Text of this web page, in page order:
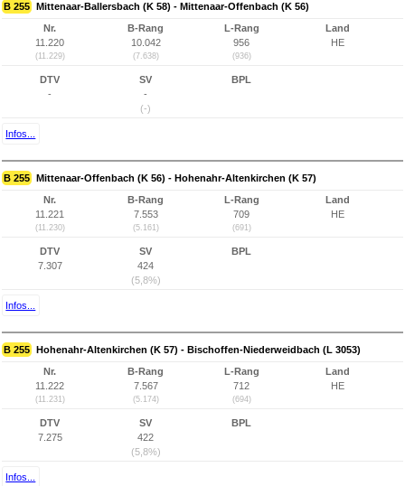
B 255 Mittenaar-Ballersbach (K 58) - Mittenaar-Offenbach (K 56)
Nr.
11.220
(11.229)
B-Rang
10.042
(7.638)
L-Rang
956
(936)
Land
HE
DTV
-
SV
-
(-)
BPL
Infos...
B 255 Mittenaar-Offenbach (K 56) - Hohenahr-Altenkirchen (K 57)
Nr.
11.221
(11.230)
B-Rang
7.553
(5.161)
L-Rang
709
(691)
Land
HE
DTV
7.307
SV
424
(5,8%)
BPL
Infos...
B 255 Hohenahr-Altenkirchen (K 57) - Bischoffen-Niederweidbach (L 3053)
Nr.
11.222
(11.231)
B-Rang
7.567
(5.174)
L-Rang
712
(694)
Land
HE
DTV
7.275
SV
422
(5,8%)
BPL
Infos...